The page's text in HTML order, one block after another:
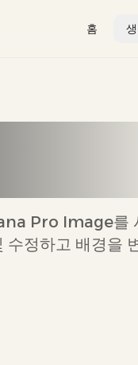
홈
Pro Image를
수정하고 배경을